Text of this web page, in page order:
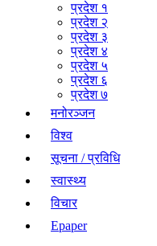
प्रदेश १
प्रदेश २
प्रदेश ३
प्रदेश ४
प्रदेश ५
प्रदेश ६
प्रदेश ७
मनोरञ्जन
विश्व
सूचना / प्रविधि
स्वास्थ्य
विचार
Epaper